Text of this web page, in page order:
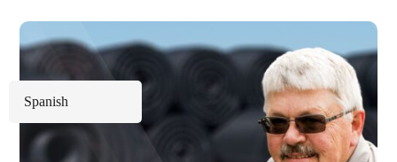
Spanish